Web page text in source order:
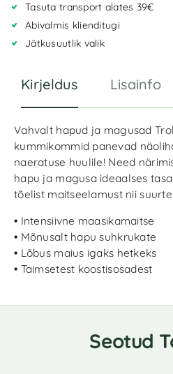
Tasuta transport alates 39€
Abivalmis klienditugi
Jätkusuutlik valik
Kirjeldus Lisainfo
Vahvalt hapud ja magusad
kummikommid panevad
naeratuse huulile! Need
hapu ja magusa ideaalses
tõelist maitseelamust nii
• Intensiivne maasikamaitse
• Mõnusalt hapu suhkrukate
• Lõbus maius igaks hetkeks
• Taimsetest koostisosadest
Seotud